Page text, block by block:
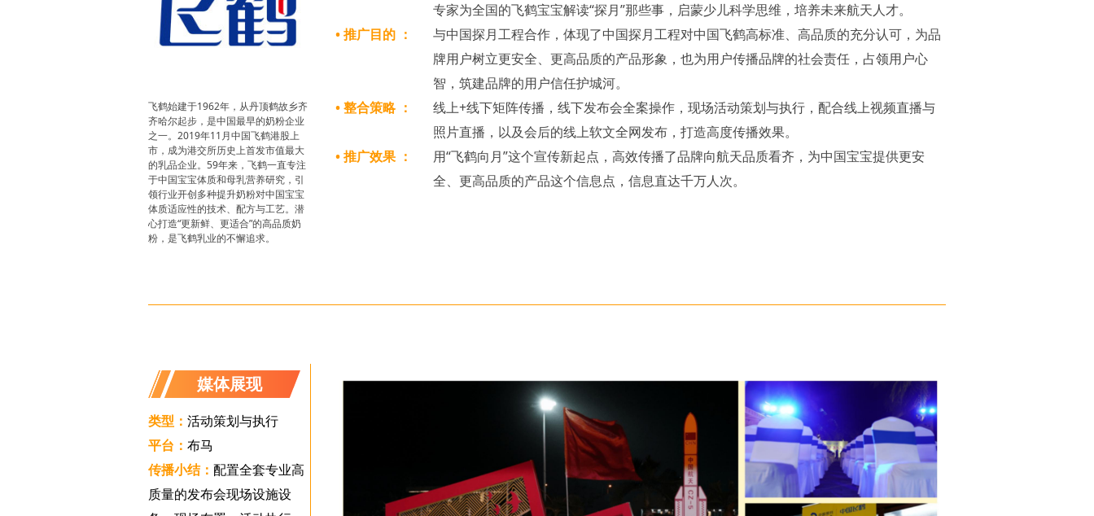
飞鹤始建于1962年，从丹顶鹤故乡齐
齐哈尔起步，是中国最早的奶粉企业
之一。2019年11月中国飞鹤港股上
市，成为港交所历史上首发市值最大
的乳品企业。59年来，飞鹤一直专注
于中国宝宝体质和母乳营养研究，引
领行业开创多种提升奶粉对中国宝宝
体质适应性的技术、配方与工艺。潜
心打造“更新鲜、更适合”的高品质奶
粉，是飞鹤乳业的不懈追求。
专家为全国的飞鹤宝宝解读“探月”那些事，启蒙少儿科学思维，培养未来航天人才。
• 推广目的 ：
与中国探月工程合作，体现了中国探月工程对中国飞鹤高标准、高品质的充分认可，为品
牌用户树立更安全、更高品质的产品形象，也为用户传播品牌的社会责任，占领用户心
智，筑建品牌的用户信任护城河。
• 整合策略 ：
线上+线下矩阵传播，线下发布会全案操作，现场活动策划与执行，配合线上视频直播与
照片直播，以及会后的线上软文全网发布，打造高度传播效果。
• 推广效果 ：
用“飞鹤向月”这个宣传新起点，高效传播了品牌向航天品质看齐，为中国宝宝提供更安
全、更高品质的产品这个信息点，信息直达千万人次。
媒体展现
类型： 活动策划与执行
平台： 布马
传播小结： 配置全套专业高
质量的发布会现场设施设